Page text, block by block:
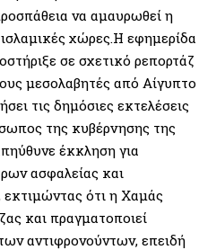
να αμαυρωθεί η
χώρες.Η εφημερίδα
σε σχετικό ρεπορτάζ
μεσολαβητές από Αίγυπτο
τις δημόσιες εκτελέσεις
της κυβέρνησης της
έκκληση για
ασφαλείας και
εκτιμώντας ότι η Χαμάς
και πραγματοποιεί
αντιφρονούντων, επειδή